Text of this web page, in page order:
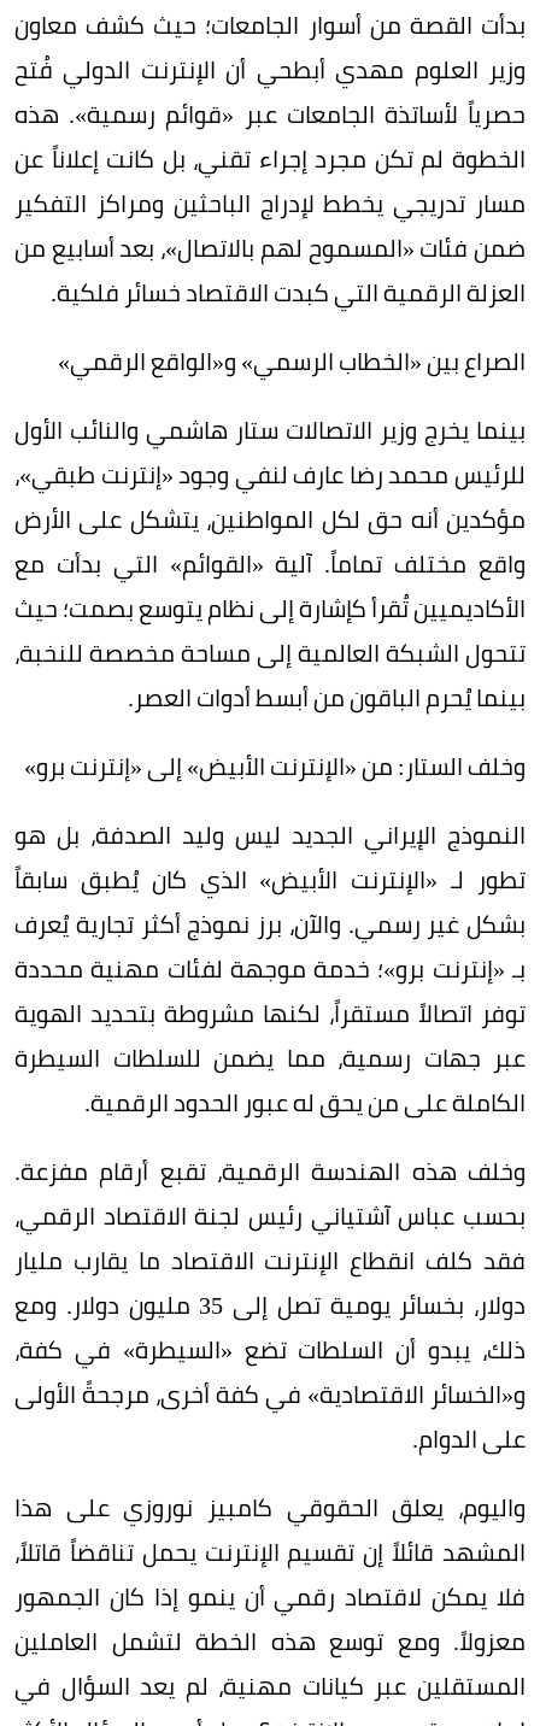
بدأت القصة من أسوار الجامعات؛ حيث كشف معاون
وزير العلوم مهدي أبطحي أن الإنترنت الدولي فُتح
حصرياً لأساتذة الجامعات عبر «قوائم رسمية». هذه
الخطوة لم تكن مجرد إجراء تقني، بل كانت إعلاناً عن
مسار تدريجي يخطط لإدراج الباحثين ومراكز التفكير
ضمن فئات «المسموح لهم بالاتصال»، بعد أسابيع من
العزلة الرقمية التي كبدت الاقتصاد خسائر فلكية.
الصراع بين «الخطاب الرسمي» و«الواقع الرقمي»
بينما يخرج وزير الاتصالات ستار هاشمي والنائب الأول
للرئيس محمد رضا عارف لنفي وجود «إنترنت طبقي»،
مؤكدين أنه حق لكل المواطنين، يتشكل على الأرض
واقع مختلف تماماً. آلية «القوائم» التي بدأت مع
الأكاديميين تُقرأ كإشارة إلى نظام يتوسع بصمت؛ حيث
تتحول الشبكة العالمية إلى مساحة مخصصة للنخبة،
بينما يُحرم الباقون من أبسط أدوات العصر.
وخلف الستار: من «الإنترنت الأبيض» إلى «إنترنت برو»
النموذج الإيراني الجديد ليس وليد الصدفة، بل هو
تطور لـ «الإنترنت الأبيض» الذي كان يُطبق سابقاً
بشكل غير رسمي. والآن، برز نموذج أكثر تجارية يُعرف
بـ «إنترنت برو»؛ خدمة موجهة لفئات مهنية محددة
توفر اتصالاً مستقراً، لكنها مشروطة بتحديد الهوية
عبر جهات رسمية، مما يضمن للسلطات السيطرة
الكاملة على من يحق له عبور الحدود الرقمية.
وخلف هذه الهندسة الرقمية، تقبع أرقام مفزعة.
بحسب عباس آشتياني رئيس لجنة الاقتصاد الرقمي،
فقد كلف انقطاع الإنترنت الاقتصاد ما يقارب مليار
دولار، بخسائر يومية تصل إلى 35 مليون دولار. ومع
ذلك، يبدو أن السلطات تضع «السيطرة» في كفة،
و«الخسائر الاقتصادية» في كفة أخرى، مرجحةً الأولى
على الدوام.
واليوم، يعلق الحقوقي كامبيز نوروزي على هذا
المشهد قائلاً إن تقسيم الإنترنت يحمل تناقضاً قاتلاً،
فلا يمكن لاقتصاد رقمي أن ينمو إذا كان الجمهور
معزولاً. ومع توسع هذه الخطة لتشمل العاملين
المستقلين عبر كيانات مهنية، لم يعد السؤال في